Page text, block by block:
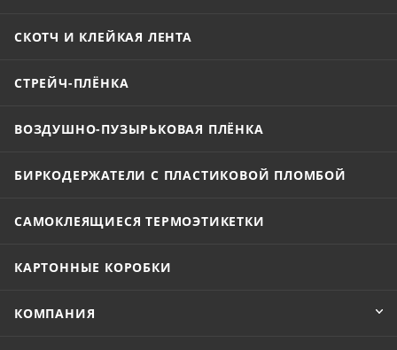
СКОТЧ И КЛЕЙКАЯ ЛЕНТА
СТРЕЙЧ-ПЛЁНКА
ВОЗДУШНО-ПУЗЫРЬКОВАЯ ПЛЁНКА
БИРКОДЕРЖАТЕЛИ С ПЛАСТИКОВОЙ ПЛОМБОЙ
САМОКЛЕЯЩИЕСЯ ТЕРМОЭТИКЕТКИ
КАРТОННЫЕ КОРОБКИ
КОМПАНИЯ